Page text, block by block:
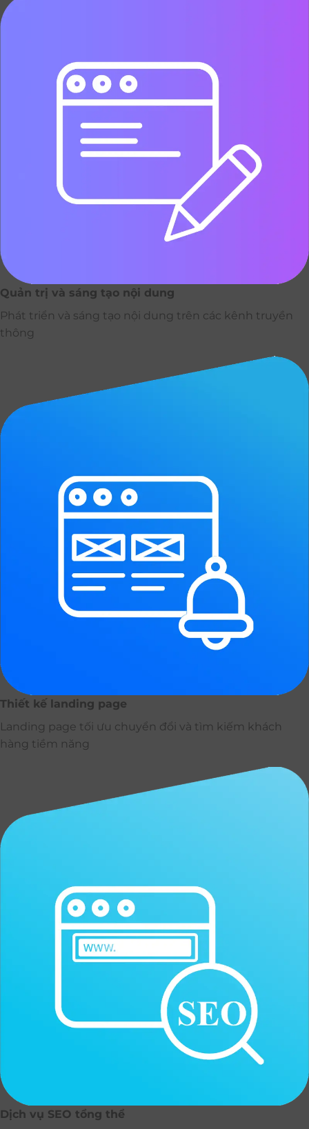
Quản trị và sáng tạo nội dung
Phát triển và sáng tạo nội dung trên các kênh truyền
thông
Thiết kế landing page
Landing page tối ưu chuyển đổi và tìm kiếm khách
hàng tiềm năng
Dịch vụ SEO tổng thể